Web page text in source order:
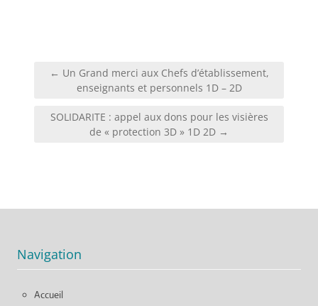
Navigation
← Un Grand merci aux Chefs d’établissement,
enseignants et personnels 1D – 2D
SOLIDARITE : appel aux dons pour les visières
de « protection 3D » 1D 2D →
Navigation
Accueil